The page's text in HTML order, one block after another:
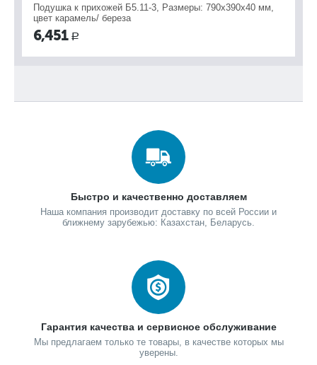
Подушка к прихожей Б5.11-3, Размеры: 790х390х40 мм,
цвет карамель/ береза
6,451 Р
Быстро и качественно доставляем
Наша компания производит доставку по всей России и
ближнему зарубежью: Казахстан, Беларусь.
Гарантия качества и сервисное обслуживание
Мы предлагаем только те товары, в качестве которых мы
уверены.